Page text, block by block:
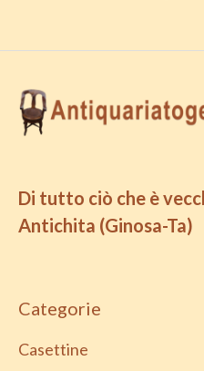
Di tutto ciò che è
Antichita (Ginosa-Ta)
Categorie
Casettine